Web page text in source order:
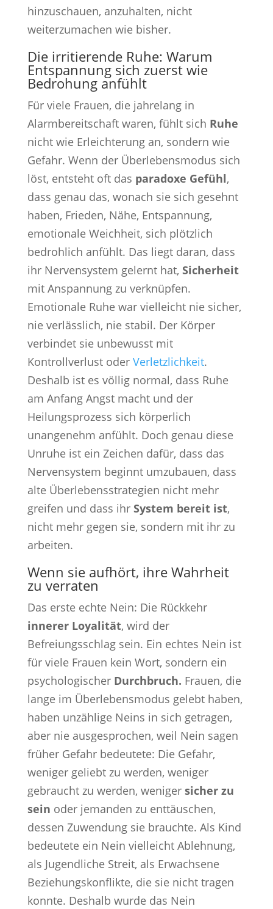
hinzuschauen, anzuhalten, nicht
weiterzumachen wie bisher.
Die irritierende Ruhe: Warum
Entspannung sich zuerst wie
Bedrohung anfühlt
Für viele Frauen, die jahrelang in
Alarmbereitschaft waren, fühlt sich Ruhe
nicht wie Erleichterung an, sondern wie
Gefahr. Wenn der Überlebensmodus sich
löst, entsteht oft das paradoxe Gefühl,
dass genau das, wonach sie sich gesehnt
haben, Frieden, Nähe, Entspannung,
emotionale Weichheit, sich plötzlich
bedrohlich anfühlt. Das liegt daran, dass
ihr Nervensystem gelernt hat, Sicherheit
mit Anspannung zu verknüpfen.
Emotionale Ruhe war vielleicht nie sicher,
nie verlässlich, nie stabil. Der Körper
verbindet sie unbewusst mit
Kontrollverlust oder Verletzlichkeit.
Deshalb ist es völlig normal, dass Ruhe
am Anfang Angst macht und der
Heilungsprozess sich körperlich
unangenehm anfühlt. Doch genau diese
Unruhe ist ein Zeichen dafür, dass das
Nervensystem beginnt umzubauen, dass
alte Überlebensstrategien nicht mehr
greifen und dass ihr System bereit ist,
nicht mehr gegen sie, sondern mit ihr zu
arbeiten.
Wenn sie aufhört, ihre Wahrheit
zu verraten
Das erste echte Nein: Die Rückkehr
innerer Loyalität, wird der
Befreiungsschlag sein. Ein echtes Nein ist
für viele Frauen kein Wort, sondern ein
psychologischer Durchbruch. Frauen, die
lange im Überlebensmodus gelebt haben,
haben unzählige Neins in sich getragen,
aber nie ausgesprochen, weil Nein sagen
früher Gefahr bedeutete: Die Gefahr,
weniger geliebt zu werden, weniger
gebraucht zu werden, weniger sicher zu
sein oder jemanden zu enttäuschen,
dessen Zuwendung sie brauchte. Als Kind
bedeutete ein Nein vielleicht Ablehnung,
als Jugendliche Streit, als Erwachsene
Beziehungskonflikte, die sie nicht tragen
konnte. Deshalb wurde das Nein